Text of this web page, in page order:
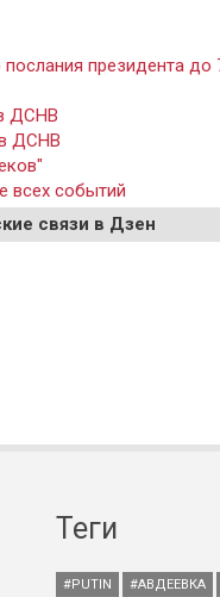
президента до
ДСНВ
в ДСНВ
всех событий
связи в Дзен
Теги
#PUTIN #АВДЕЕВКА